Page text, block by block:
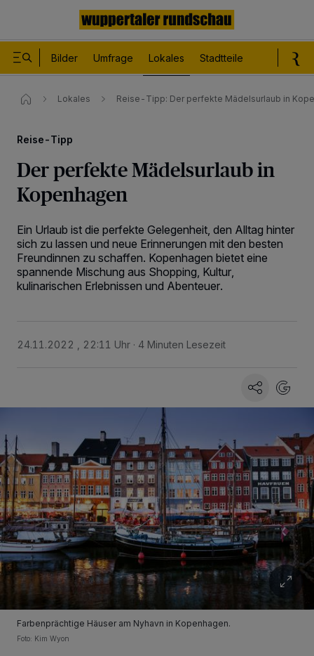
Bilder Umfrage Lokales Stadtteile
Lokales Reise-Tipp​: Der perfekte Mädelsurlaub in
Reise-Tipp
Der perfekte Mädelsurlaub in
Kopenhagen
Ein Urlaub ist die perfekte Gelegenheit, den Alltag hinter
sich zu lassen und neue Erinnerungen mit den besten
Freundinnen zu schaffen. Kopenhagen bietet eine
spannende Mischung aus Shopping, Kultur,
kulinarischen Erlebnissen und Abenteuer.
24.11.2022 , 22:11 Uhr 4 Minuten Lesezeit
Farbenprächtige Häuser am Nyhavn in Kopenhagen.
Foto: Kim Wyon